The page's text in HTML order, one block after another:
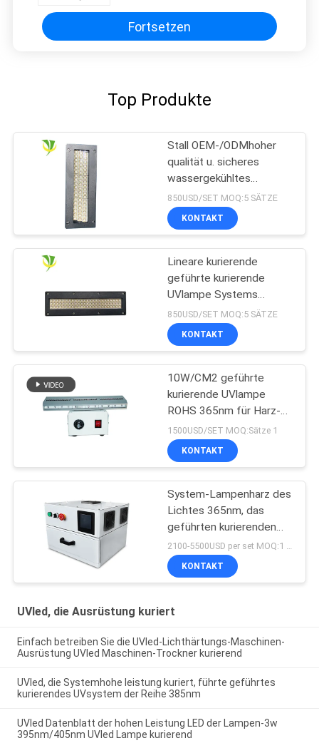
Fortsetzen
Top Produkte
Stall OEM-/ODMhoher
qualität u. sicheres
wassergekühltes
Wasserkühlung LED
kurierendes UVsystem
für Offsetdruckmaschine
850USD/SET MOQ:5 SÄTZE
KONTAKT
Lineare kurierende
geführte kurierende
UVlampe Systems
365nm 395nm 405nm
Shenzhens 1200w
850USD/SET MOQ:5 SÄTZE
KONTAKT
10W/CM2 geführte
kurierende UVlampe
ROHS 365nm für Harz-
Beschichtung
1500USD/SET MOQ:Sätze 1
KONTAKT
System-Lampenharz des
Lichtes 365nm, das
geführten kurierenden
UVofen des Kastens
405nm trocknet
2100-5500USD per set MOQ:1 Satz
KONTAKT
UVled, die Ausrüstung kuriert
Einfach betreiben Sie die UVled-Lichthärtungs-Maschinen-
Ausrüstung UVled Maschinen-Trockner kurierend
UVled, die Systemhohe leistung kuriert, führte geführtes
kurierendes UVsystem der Reihe 385nm
UVled Datenblatt der hohen Leistung LED der Lampen-3w
395nm/405nm UVled Lampe kurierend